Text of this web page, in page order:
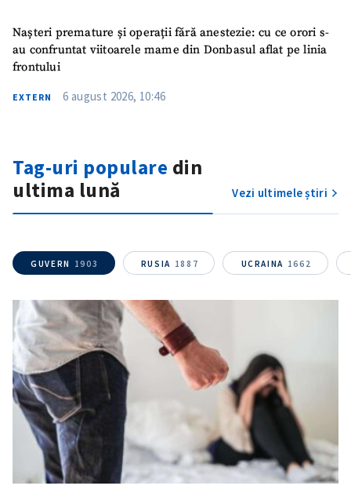
Nașteri premature și operații fără anestezie: cu ce orori s-
au confruntat viitoarele mame din Donbasul aflat pe linia
frontului
EXTERN 6 august 2026, 10:46
Tag-uri populare din
ultima lună
Vezi ultimele știri
GUVERN 1903 RUSIA 1887 UCRAINA 1662
acord cu politica de
confidențialitate.